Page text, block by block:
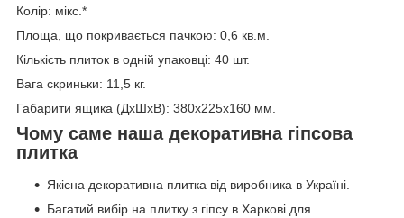
Колір: мікс.*
Площа, що покривається пачкою: 0,6 кв.м.
Кількість плиток в одній упаковці: 40 шт.
Вага скриньки: 11,5 кг.
Габарити ящика (ДхШхВ): 380х225х160 мм.
Чому саме наша декоративна гіпсова
плитка
Якісна декоративна плитка від виробника в Україні.
Багатий вибір на плитку з гіпсу в Харкові для